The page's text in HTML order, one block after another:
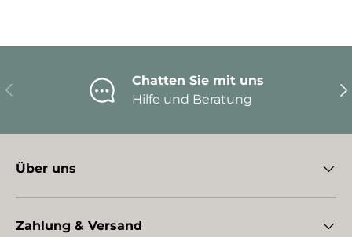
Vorherige
Chatten Sie mit uns
Hilfe und Beratung
Über uns
Zahlung & Versand